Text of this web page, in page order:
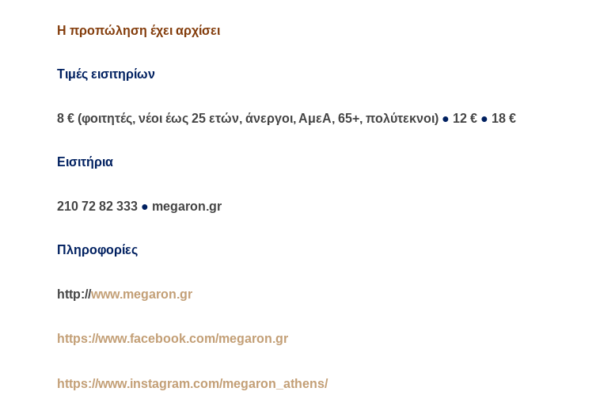
Η προπώληση έχει αρχίσει
Τιμές εισιτηρίων
8 € (φοιτητές, νέοι έως 25 ετών, άνεργοι, ΑμεΑ, 65+, πολύτεκνοι) ● 12 € ● 18 €
Eισιτήρια
210 72 82 333 ● megaron.gr
Πληροφορίες
http://www.megaron.gr
https://www.facebook.com/megaron.gr
https://www.instagram.com/megaron athens/